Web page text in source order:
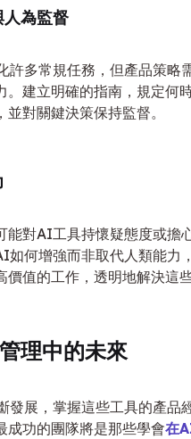
為監督
許多常規任務，但產品策略
。建立明確的指南，規定何
並對關鍵決策保持監督。
能對AI工具持懷疑態度或擔
如何增強而非取代人類能力
價值的工作，透明地解決這些
理中的未來
發展，掌握這些工具的產品
成功的團隊將是那些學會在